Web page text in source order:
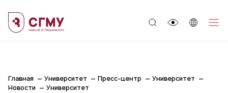
Главная Университет Пресс-центр
Университет
Новости
Университет